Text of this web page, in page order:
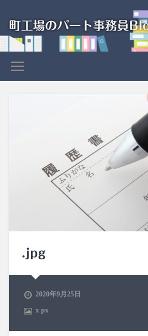
町工場のパート事務員
.jpg
2020年9月25日
xpx